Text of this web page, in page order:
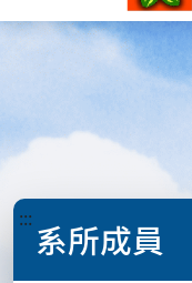
::: 系所成員